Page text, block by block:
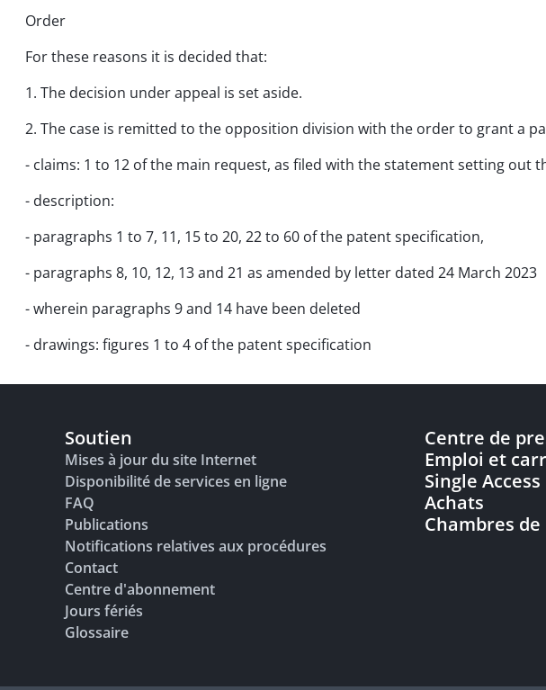
Order
For these reasons it is decided that:
1. The decision under appeal is set aside.
2. The case is remitted to the opposition division with the order to grant a
- claims: 1 to 12 of the main request, as filed with the statement setting out
- description:
- paragraphs 1 to 7, 11, 15 to 20, 22 to 60 of the patent specification,
- paragraphs 8, 10, 12, 13 and 21 as amended by letter dated 24 March 2023
- wherein paragraphs 9 and 14 have been deleted
- drawings: figures 1 to 4 of the patent specification
Soutien
Mises à jour du site Internet
Disponibilité de services en ligne
FAQ
Publications
Notifications relatives aux procédures
Contact
Centre d'abonnement
Jours fériés
Glossaire
Centre de
Emploi et
Single
Achats
Chambres